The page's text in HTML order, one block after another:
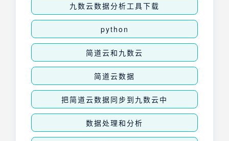
九数云数据分析工具下载
python
简道云和九数云
简道云数据
把简道云数据同步到九数云中
数据处理和分析